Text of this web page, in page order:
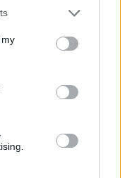
or more Google
You may click to
third-party tags to
in below Google
vs